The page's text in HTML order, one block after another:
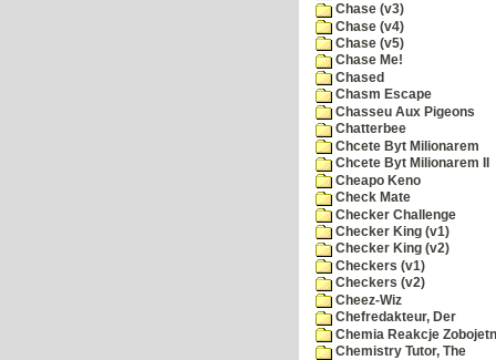
Chase (v3)
Chase (v4)
Chase (v5)
Chase Me!
Chased
Chasm Escape
Chasseu Aux Pigeons
Chatterbee
Chcete Byt Milionarem
Chcete Byt Milionarem II
Cheapo Keno
Check Mate
Checker Challenge
Checker King (v1)
Checker King (v2)
Checkers (v1)
Checkers (v2)
Cheez-Wiz
Chefredakteur, Der
Chemia Reakcje
Chemistry Tutor, The